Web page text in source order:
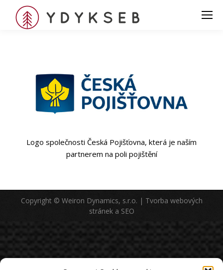
Logo společnosti Česká Pojišťovna, která je naším
partnerem na poli pojištění
Copyright © Weiron Dynamics, s.r.o. | Tvorba webových
stráneka SEO